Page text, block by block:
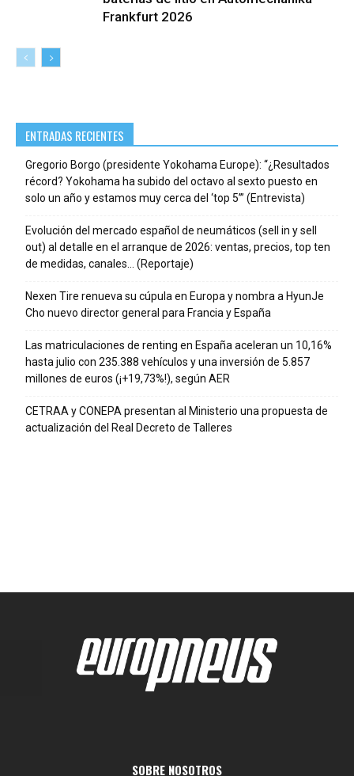
Frankfurt 2026
ENTRADAS RECIENTES
Gregorio Borgo (presidente Yokohama Europe): “¿Resultados
récord? Yokohama ha subido del octavo al sexto puesto en
solo un año y estamos muy cerca del ‘top 5’” (Entrevista)
Evolución del mercado español de neumáticos (sell in y sell
out) al detalle en el arranque de 2026: ventas, precios, top ten
de medidas, canales… (Reportaje)
Nexen Tire renueva su cúpula en Europa y nombra a HyunJe
Cho nuevo director general para Francia y España
Las matriculaciones de renting en España aceleran un 10,16%
hasta julio con 235.388 vehículos y una inversión de 5.857
millones de euros (¡+19,73%!), según AER
CETRAA y CONEPA presentan al Ministerio una propuesta de
actualización del Real Decreto de Talleres
SOBRE NOSOTROS